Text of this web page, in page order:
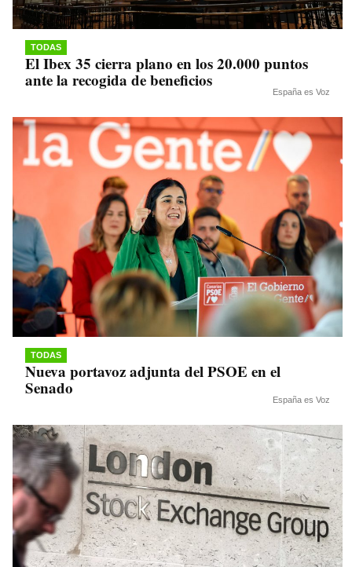
TODAS
El Ibex 35 cierra plano en los 20.000 puntos
ante la recogida de beneficios
España es Voz
TODAS
Nueva portavoz adjunta del PSOE en el
Senado
España es Voz